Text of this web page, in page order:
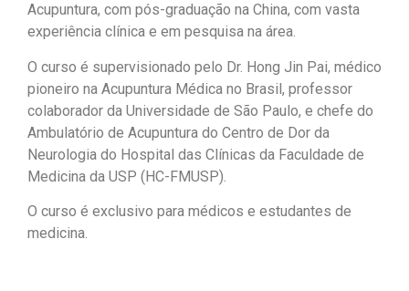
Acupuntura, com pós-graduação na China, com vasta
experiência clínica e em pesquisa na área.
O curso é supervisionado pelo Dr. Hong Jin Pai, médico
pioneiro na Acupuntura Médica no Brasil, professor
colaborador da Universidade de São Paulo, e chefe do
Ambulatório de Acupuntura do Centro de Dor da
Neurologia do Hospital das Clínicas da Faculdade de
Medicina da USP (HC-FMUSP).
O curso é exclusivo para médicos e estudantes de
medicina.